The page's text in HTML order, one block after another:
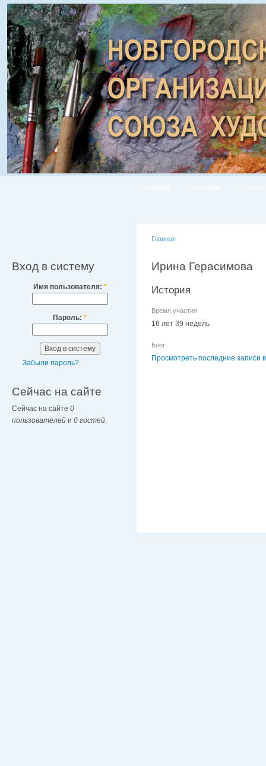
Вход в систему
Имя пользователя: *
Пароль: *
Забыли пароль?
Сейчас на сайте
Сейчас на сайте 0
пользователей и 0 гостей
Главная
Ирина Герасимова
История
Время участия
16 лет 39 недель
Блог
Просмотреть последние записи